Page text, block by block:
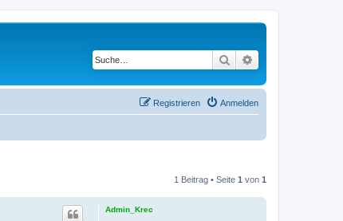
Suche
Anmelden
Registrieren
1 Beitrag • Seite 1 von 1
Admin_Krec